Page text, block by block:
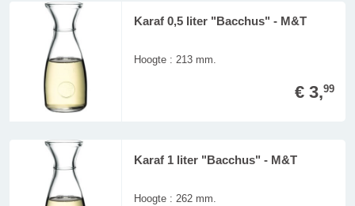
Karaf 0,5 liter "Bacchus" - M&T
Hoogte : 213 mm.
€ 3,99
Karaf 1 liter "Bacchus" - M&T
Hoogte : 262 mm.